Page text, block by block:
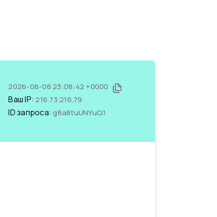
2026-08-06 23:08:42 +0000
Ваш IP:216.73.216.79
ID запроса:g8a8tuUNYuQ1